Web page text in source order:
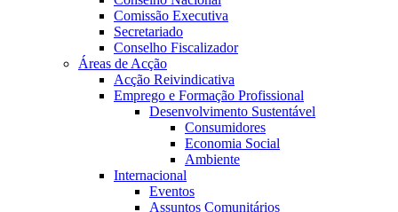
Comissão Executiva
Secretariado
Conselho Fiscalizador
Áreas de Acção
Acção Reivindicativa
Emprego e Formação Profissional
Desenvolvimento Sustentável
Consumidores
Economia Social
Ambiente
Internacional
Eventos
Assuntos Comunitários